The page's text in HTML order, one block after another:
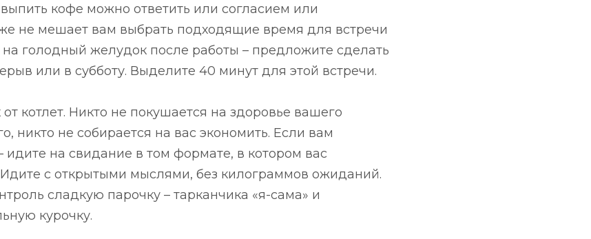
кофе можно ответить или согласием или
не мешает вам выбрать подходящие время для встречи
на голодный желудок после работы – предложите сделать
или в субботу. Выделите 40 минут для этой встречи.
котлет. Никто не покушается на здоровье вашего
никто не собирается на вас экономить. Если вам
идите на свидание в том формате, в котором вас
с открытыми мыслями, без килограммов ожиданий.
сладкую парочку – тарканчика «я-сама» и
курочку.